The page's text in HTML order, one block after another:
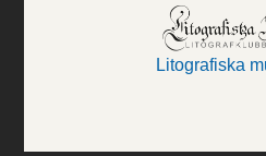
Litografiska